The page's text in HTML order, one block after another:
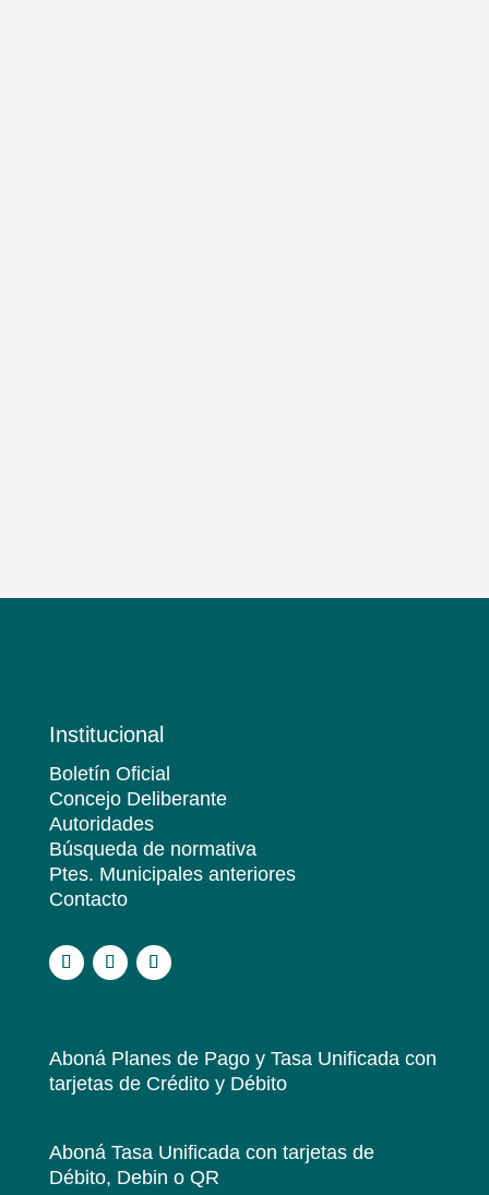
Institucional
Boletín Oficial
Concejo Deliberante
Autoridades
Búsqueda de normativa
Ptes. Municipales anteriores
Contacto
Aboná Planes de Pago y Tasa Unificadacon
tarjetas de Crédito y Débito
Aboná Tasa Unificadacon tarjetas de
Débito, Debin o QR